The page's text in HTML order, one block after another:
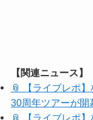
【関連ニュース】
📎 【ライブレポ
30周年ツアーが
📎 【ライブレポ